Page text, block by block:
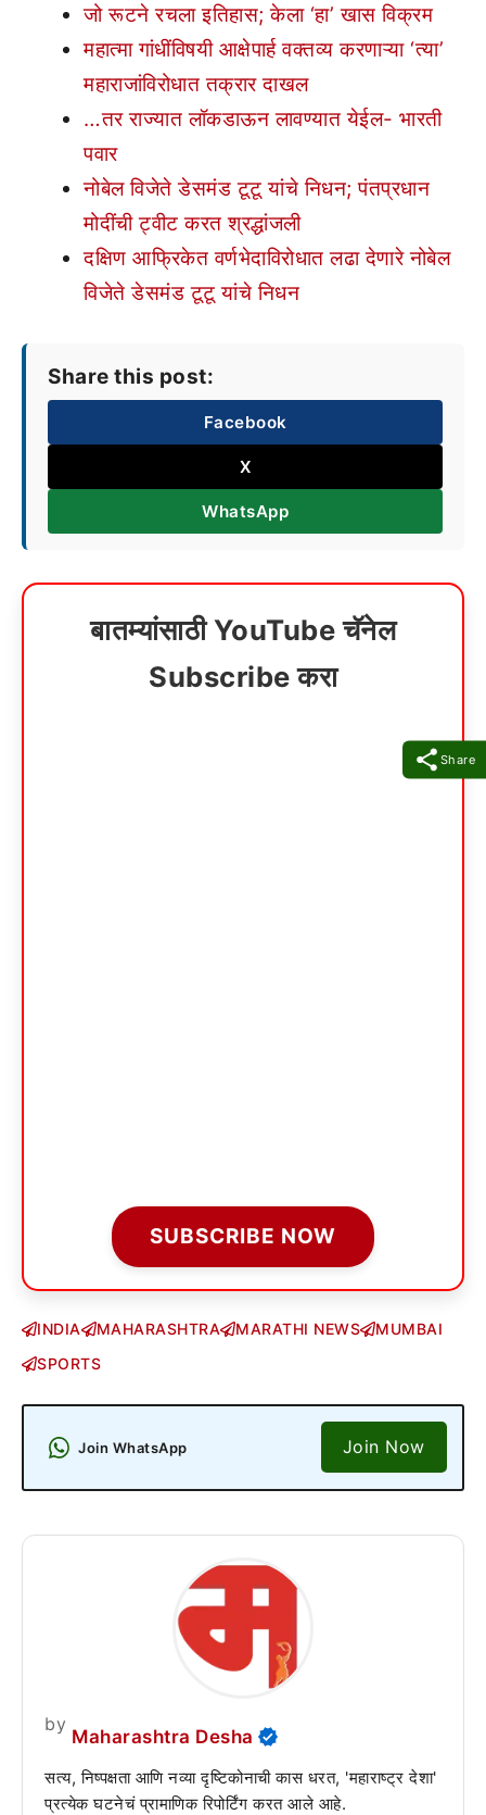
Share
जो रूटने रचला इतिहास; केला ‘हा’ खास विक्रम
महात्मा गांधींविषयी आक्षेपार्ह वक्तव्य करणाऱ्या ‘त्या’
महाराजांविरोधात तक्रार दाखल
…तर राज्यात लॉकडाऊन लावण्यात येईल- भारती
पवार
नोबेल विजेते डेसमंड टूटू यांचे निधन; पंतप्रधान
मोदींची ट्वीट करत श्रद्धांजली
दक्षिण आफ्रिकेत वर्णभेदाविरोधात लढा देणारे नोबेल
विजेते डेसमंड टूटू यांचे निधन
Share this post:
Facebook
X
WhatsApp
बातम्यांसाठी YouTube चॅनेल
Subscribe करा
SUBSCRIBE NOW
INDIA MAHARASHTRA MARATHI NEWS
MUMBAI
SPORTS
Join WhatsApp Join Now
by
Maharashtra Desha
सत्य, निष्पक्षता आणि नव्या दृष्टिकोनाची कास धरत, 'महाराष्ट्र देशा'
प्रत्येक घटनेचं प्रामाणिक रिपोर्टिंग करत आले आहे.